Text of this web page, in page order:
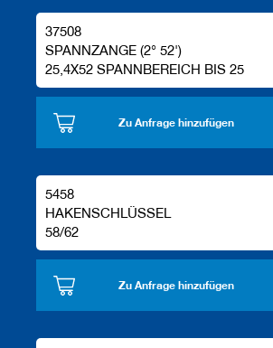
37508
SPANNZANGE (2° 52')
25,4X52 SPANNBEREICH BIS 25
Zu Anfrage hinzufügen
5458
HAKENSCHLÜSSEL
58/62
Zu Anfrage hinzufügen